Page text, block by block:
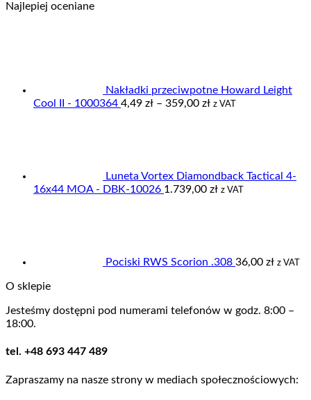
od
Najlepiej oceniane
Nakładki przeciwpotne Howard Leight
Cool II - 1000364 4,49 zł – 359,00 złZakres
z VAT
Luneta Vortex Diamondback Tactical 4-
16x44 MOA - DBK-10026 1.739,00 zł z VAT
Pociski RWS Scorion .308 36,00 zł z VAT
O sklepie
Jesteśmy dostępni pod numerami telefonów w godz. 8:00 –
18:00.
tel. +48 693 447 489
Zapraszamy na nasze strony w mediach społecznościowych: